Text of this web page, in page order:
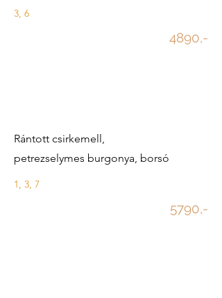
3, 6
4890,-
Rántott csirkemell,
petrezselymes burgonya, borsó
1, 3, 7
5790,-